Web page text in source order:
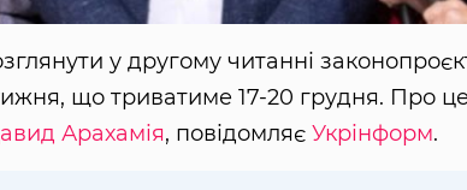
у другому читанні
що триватиме 17-20 грудня. Про
Арахамія, повідомляє Укрінформ.